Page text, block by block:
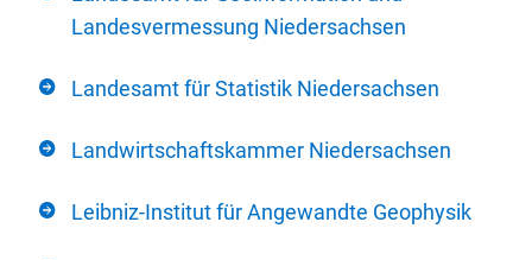
Landesvermessung Niedersachsen
Landesamt für Statistik Niedersachsen
Landwirtschaftskammer Niedersachsen
Leibniz-Institut für Angewandte Geophysik